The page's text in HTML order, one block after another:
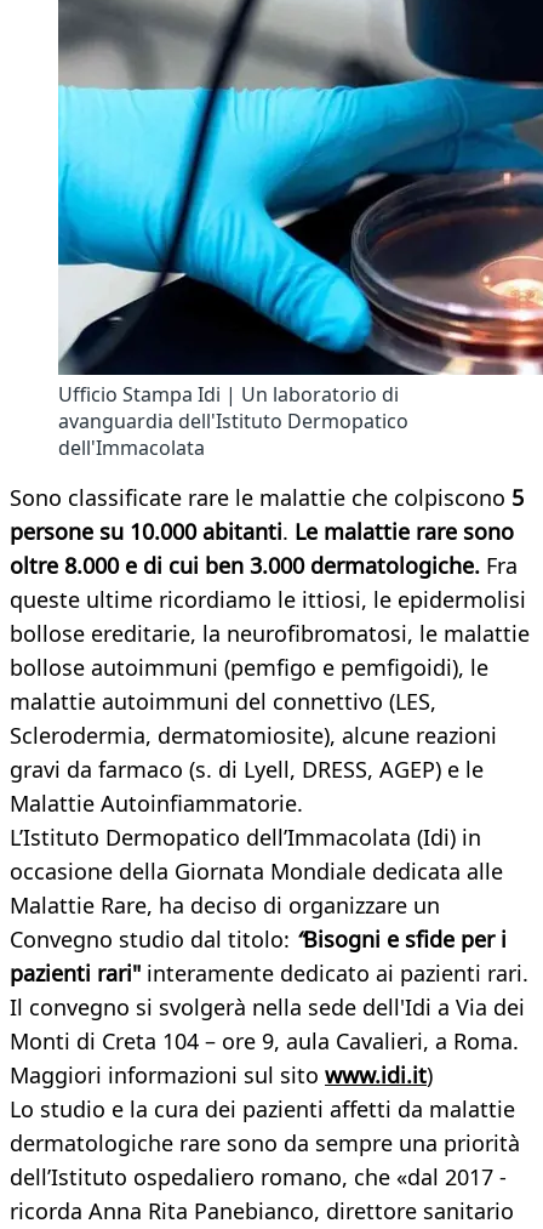
Ufficio Stampa Idi | Un laboratorio di
avanguardia dell'Istituto Dermopatico
dell'Immacolata
Sono classificate rare le malattie che colpiscono 5
persone su 10.000 abitanti. Le malattie rare sono
oltre 8.000 e di cui ben 3.000 dermatologiche. Fra
queste ultime ricordiamo le ittiosi, le epidermolisi
bollose ereditarie, la neurofibromatosi, le malattie
bollose autoimmuni (pemfigo e pemfigoidi), le
malattie autoimmuni del connettivo (LES,
Sclerodermia, dermatomiosite), alcune reazioni
gravi da farmaco (s. di Lyell, DRESS, AGEP) e le
Malattie Autoinfiammatorie.
L’Istituto Dermopatico dell’Immacolata (Idi) in
occasione della Giornata Mondiale dedicata alle
Malattie Rare, ha deciso di organizzare un
Convegno studio dal titolo: “Bisogni e sfide per i
pazienti rari" interamente dedicato ai pazienti rari.
Il convegno si svolgerà nella sede dell'Idi a Via dei
Monti di Creta 104 – ore 9, aula Cavalieri, a Roma.
Maggiori informazioni sul sito www.idi.it)
Lo studio e la cura dei pazienti affetti da malattie
dermatologiche rare sono da sempre una priorità
dell’Istituto ospedaliero romano, che «dal 2017 -
ricorda Anna Rita Panebianco, direttore sanitario